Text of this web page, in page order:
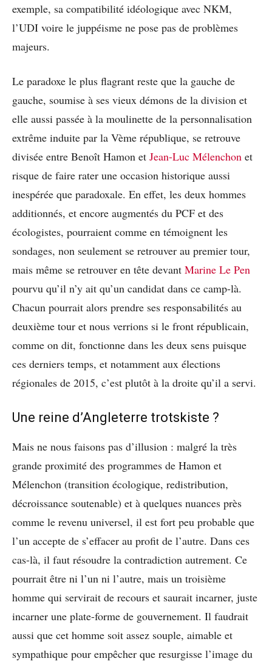
exemple, sa compatibilité idéologique avec NKM,
l’UDI voire le juppéisme ne pose pas de problèmes
majeurs.
Le paradoxe le plus flagrant reste que la gauche de
gauche, soumise à ses vieux démons de la division et
elle aussi passée à la moulinette de la personnalisation
extrême induite par la Vème république, se retrouve
divisée entre Benoît Hamon et Jean-Luc Mélenchon et
risque de faire rater une occasion historique aussi
inespérée que paradoxale. En effet, les deux hommes
additionnés, et encore augmentés du PCF et des
écologistes, pourraient comme en témoignent les
sondages, non seulement se retrouver au premier tour,
mais même se retrouver en tête devant Marine Le Pen
pourvu qu’il n’y ait qu’un candidat dans ce camp-là.
Chacun pourrait alors prendre ses responsabilités au
deuxième tour et nous verrions si le front républicain,
comme on dit, fonctionne dans les deux sens puisque
ces derniers temps, et notamment aux élections
régionales de 2015, c’est plutôt à la droite qu’il a servi.
Une reine d’Angleterre trotskiste ?
Mais ne nous faisons pas d’illusion : malgré la très
grande proximité des programmes de Hamon et
Mélenchon (transition écologique, redistribution,
décroissance soutenable) et à quelques nuances près
comme le revenu universel, il est fort peu probable que
l’un accepte de s’effacer au profit de l’autre. Dans ces
cas-là, il faut résoudre la contradiction autrement. Ce
pourrait être ni l’un ni l’autre, mais un troisième
homme qui servirait de recours et saurait incarner, juste
incarner une plate-forme de gouvernement. Il faudrait
aussi que cet homme soit assez souple, aimable et
sympathique pour empêcher que resurgisse l’image du